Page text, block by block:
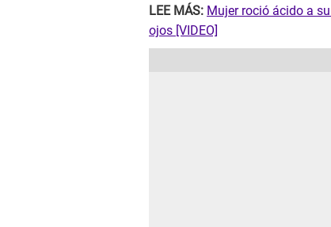
LEE MÁS: Mujer roció ácido a
ojos [VIDEO]